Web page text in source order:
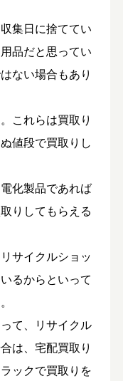
集日に捨ててい
品だと思ってい
ない場合もあり
これらは買取り
値段で買取りし
化製品であれば
りしてもらえる
サイクルショッ
るからといって
て、リサイクル
は、宅配買取り
ックで買取りを